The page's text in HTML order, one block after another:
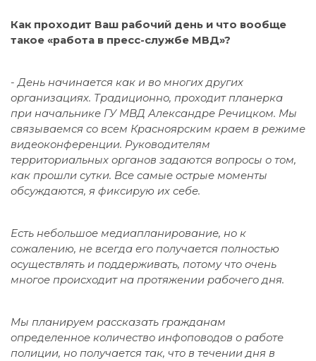
Как проходит Ваш рабочий день и что вообще
такое «работа в пресс-службе МВД»?
-День начинается как и во многих других
организациях. Традиционно, проходит планерка
при начальнике ГУ МВД Александре Речицком. Мы
связываемся со всем Красноярским краем в режиме
видеоконференции. Руководителям
территориальных органов задаются вопросы о том,
как прошли сутки. Все самые острые моменты
обсуждаются, я фиксирую их себе.
Есть небольшое медиапланирование, но к
сожалению, не всегда его получается полностью
осуществлять и поддерживать, потому что очень
многое происходит на протяжении рабочего дня.
Мы планируем рассказать гражданам
определенное количество инфоповодов о работе
полиции, но получается так, что в течении дня в